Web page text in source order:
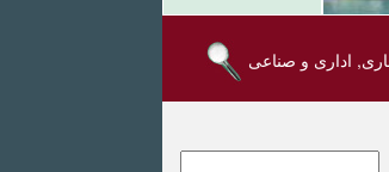
ادارى و صناعى